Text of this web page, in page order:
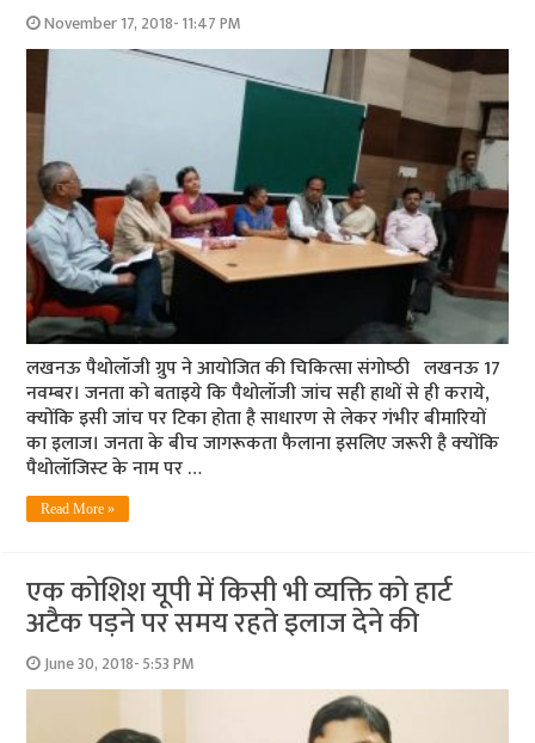
November 17, 2018- 11:47 PM
लखनऊ पैथोलॉजी ग्रुप ने आयोजित की चिकित्‍सा संगोष्‍ठी लखनऊ 17
नवम्बर। जनता को बताइये कि पैथोलॉजी जांच सही हाथों से ही कराये,
क्‍योंकि इसी जांच पर टिका होता है साधारण से लेकर गंभीर बीमारियों
का इलाज। जनता के बीच जागरूकता फैलाना इसलिए जरूरी है क्‍योंकि
पैथोलॉजिस्‍ट के नाम पर …
Read More »
एक कोशिश यूपी में किसी भी व्‍यक्ति को हार्ट
अटैक पड़ने पर समय रहते इलाज देने की
June 30, 2018- 5:53 PM